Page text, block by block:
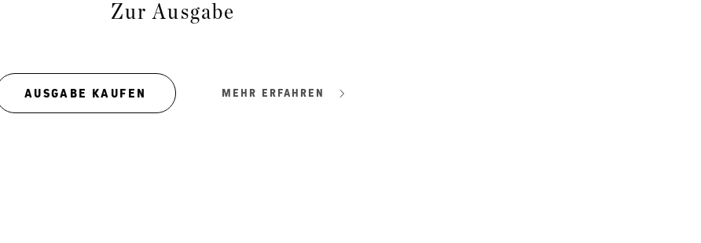
Zur Ausgabe
AUSGABE KAUFEN MEHR ERFAHREN